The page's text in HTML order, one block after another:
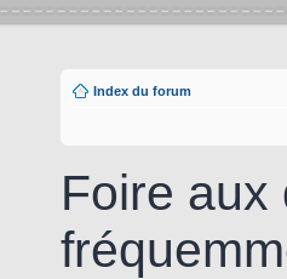
Index du forum
Foire aux